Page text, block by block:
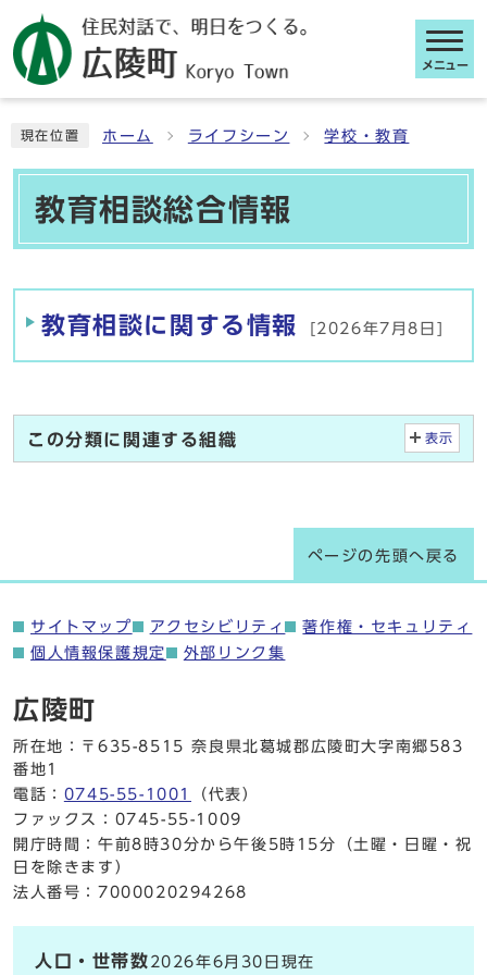
メニュー
現在位置 ホーム ライフシーン 学校・教育
教育相談総合情報
メインメニュー
教育相談に関する情報 [2026年7月8日]
この分類に関連する組織 表示
ページの先頭へ戻る
サイトマップ アクセシビリティ
著作権・セキュリティ
個人情報保護規定
外部リンク集
広陵町
所在地：〒635-8515 奈良県北葛城郡広陵町大字南郷583
番地1
電話： 0745-55-1001
（代表）
ファックス：0745-55-1009
開庁時間：午前8時30分から午後5時15分（土曜・日曜・祝
日を除きます）
法人番号：7000020294268
人口・世帯数 2026年6月30日現在